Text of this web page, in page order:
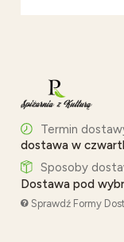
Termin
dostawa w
Sposoby
Dostawa pod
Cena nie zawiera
Sprawdź Formy